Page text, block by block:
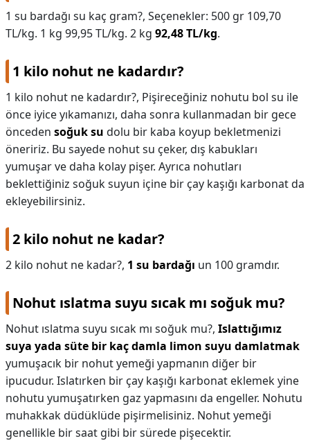
1 su bardağı su kaç gram?, Seçenekler: 500 gr 109,70
TL/kg. 1 kg 99,95 TL/kg. 2 kg 92,48 TL/kg.
1 kilo nohut ne kadardır?
1 kilo nohut ne kadardır?, Pişireceğiniz nohutu bol su ile
önce iyice yıkamanızı, daha sonra kullanmadan bir gece
önceden soğuk su dolu bir kaba koyup bekletmenizi
öneririz. Bu sayede nohut su çeker, dış kabukları
yumuşar ve daha kolay pişer. Ayrıca nohutları
beklettiğiniz soğuk suyun içine bir çay kaşığı karbonat da
ekleyebilirsiniz.
2 kilo nohut ne kadar?
2 kilo nohut ne kadar?, 1 su bardağı un 100 gramdır.
Nohut ıslatma suyu sıcak mı soğuk mu?
Nohut ıslatma suyu sıcak mı soğuk mu?, Islattığımız
suya yada süte bir kaç damla limon suyu damlatmak
yumuşacık bir nohut yemeği yapmanın diğer bir
ipucudur. Islatırken bir çay kaşığı karbonat eklemek yine
nohutu yumuşatırken gaz yapmasını da engeller. Nohutu
muhakkak düdüklüde pişirmelisiniz. Nohut yemeği
genellikle bir saat gibi bir sürede pişecektir.